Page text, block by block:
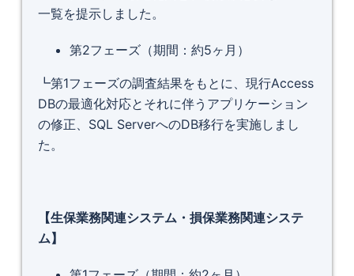
一覧を提示しました。
第2フェーズ（期間：約5ヶ月）
┗第1フェーズの調査結果をもとに、現行Access
DBの最適化対応とそれに伴うアプリケーション
の修正、SQL ServerへのDB移行を実施しまし
た。
【生保業務関連システム・損保業務関連システ
ム】